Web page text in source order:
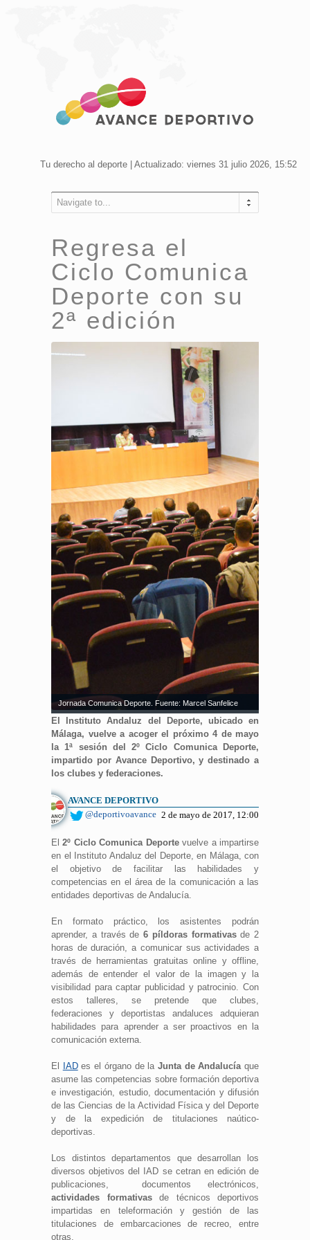
Tu derecho al deporte | Actualizado: viernes 31 julio 2026, 15:52
Navigate to...
Regresa el
Ciclo Comunica
Deporte con su
2ª edición
Jornada Comunica Deporte. Fuente: Marcel Sanfelice
El Instituto Andaluz del Deporte, ubicado en
Málaga, vuelve a acoger el próximo 4 de mayo
la 1ª sesión del 2º Ciclo Comunica Deporte,
impartido por Avance Deportivo, y destinado a
los clubes y federaciones.
AVANCE DEPORTIVO
@deportivoavance 2 de mayo de 2017, 12:00
El2º Ciclo Comunica Deportevuelve a impartirse
en el Instituto Andaluz del Deporte, en Málaga, con
el objetivo de facilitar las habilidades y
competencias en el área de la comunicación a las
entidades deportivas de Andalucía.
En formato práctico, los asistentes podrán
aprender, a través de 6 píldoras formativasde 2
horas de duración, a comunicar sus actividades a
través de herramientas gratuitas online y offline,
además de entender el valor de la imagen y la
visibilidad para captar publicidad y patrocinio. Con
estos talleres, se pretende que clubes,
federaciones y deportistas andaluces adquieran
habilidades para aprender a ser proactivos en la
comunicación externa.
El IADes el órgano de la Junta de Andalucíaque
asume las competencias sobre formación deportiva
e investigación, estudio, documentación y difusión
de las Ciencias de la Actividad Física y del Deporte
y de la expedición de titulaciones naútico-
deportivas.
Los distintos departamentos que desarrollan los
diversos objetivos del IAD se cetran en edición de
publicaciones, documentos electrónicos,
actividades formativasde técnicos deportivos
impartidas en teleformación y gestión de las
titulaciones de embarcaciones de recreo­, entre
otras.